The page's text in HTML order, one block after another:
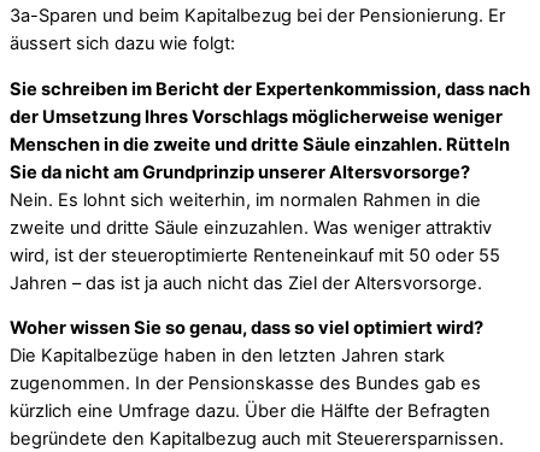
3a-Sparen und beim Kapitalbezug bei der Pensionierung. Er
äussert sich dazu wie folgt:
Sie schreiben im Bericht der Expertenkommission, dass nach
der Umsetzung Ihres Vorschlags möglicherweise weniger
Menschen in die zweite und dritte Säule einzahlen. Rütteln
Sie da nicht am Grundprinzip unserer Altersvorsorge?
Nein. Es lohnt sich weiterhin, im normalen Rahmen in die
zweite und dritte Säule einzuzahlen. Was weniger attraktiv
wird, ist der steueroptimierte Renteneinkauf mit 50 oder 55
Jahren – das ist ja auch nicht das Ziel der Altersvorsorge.
Woher wissen Sie so genau, dass so viel optimiert wird?
Die Kapitalbezüge haben in den letzten Jahren stark
zugenommen. In der Pensionskasse des Bundes gab es
kürzlich eine Umfrage dazu. Über die Hälfte der Befragten
begründete den Kapitalbezug auch mit Steuerersparnissen.